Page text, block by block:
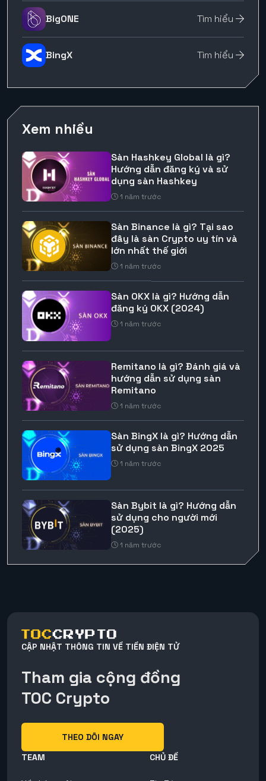
BigONE Tìm hiểu
BingX Tìm hiểu
Xem nhiều
Sàn Hashkey Global là gì?
Hướng dẫn đăng ký và sử
dụng sàn Hashkey
1 năm trước
Sàn Binance là gì? Tại sao
đây là sàn Crypto uy tín và
lớn nhất thế giới
1 năm trước
Sàn OKX là gì? Hướng dẫn
đăng ký OKX (2024)
1 năm trước
Remitano là gì? Đánh giá và
hướng dẫn sử dụng sàn
Remitano
1 năm trước
Sàn BingX là gì? Hướng dẫn
sử dụng sàn BingX 2025
1 năm trước
Sàn Bybit là gì? Hướng dẫn
sử dụng cho người mới
(2025)
1 năm trước
CẬP NHẬT THÔNG TIN VỀ TIỀN ĐIỆN TỬ
Tham gia cộng đồng
TOC Crypto
THEO DÕI NGAY
TEAM
CHỦ ĐỀ